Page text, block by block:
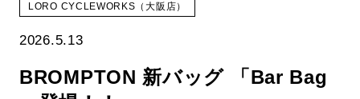
LORO CYCLEWORKS（大阪店）
2026.5.13
BROMPTON 新バッグ 「Bar Bag